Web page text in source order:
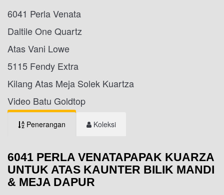
6041 Perla Venata
Daltile One Quartz
Atas Vani Lowe
5115 Fendy Extra
Kilang Atas Meja Solek Kuartza
Video Batu Goldtop
Penerangan Koleksi
6041 PERLA VENATAPAPAK KUARZA
UNTUK ATAS KAUNTER BILIK MANDI
& MEJA DAPUR